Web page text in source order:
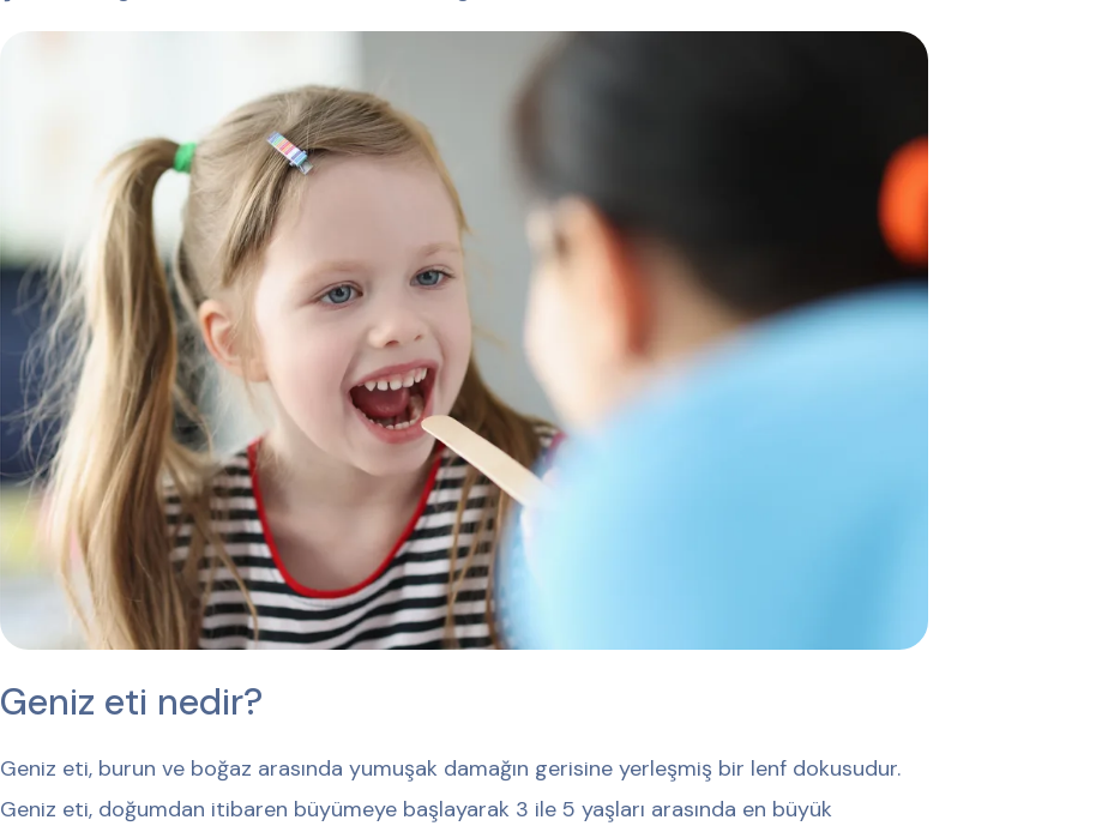
Geniz eti nedir?
Geniz eti, burun ve boğaz arasında yumuşak damağın gerisine yerleşmiş bir lenf dokusudur.
Geniz eti, doğumdan itibaren büyümeye başlayarak 3 ile 5 yaşları arasında en büyük